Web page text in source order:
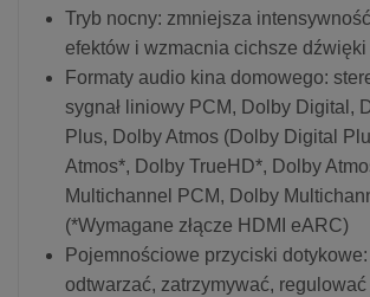
Tryb nocny: zmniejsza
efektów i wzmacnia cichsze dźwięki
Formaty audio kina domowego:
sygnał liniowy PCM, Dolby Digital,
Plus, Dolby Atmos (Dolby Digital
Atmos*, Dolby TrueHD*, Dolby
Multichannel PCM, Dolby
(*Wymagane złącze HDMI eARC)
Pojemnościowe przyciski
odtwarzać, zatrzymywać, regulować